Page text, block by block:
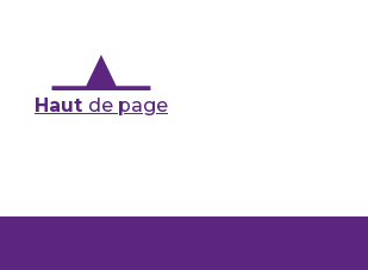
Haut de page